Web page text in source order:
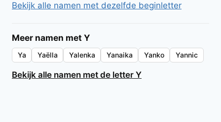
Bekijk alle namen met dezelfde beginletter
Meer namen met Y
Ya Yaëlla Yalenka Yanaika Yanko Yannic
Bekijk alle namen met de letter Y